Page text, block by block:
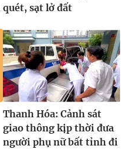
quét, sạt lở đất
Thanh Hóa: Cảnh sát
giao thông kịp thời đưa
người phụ nữ bất tỉnh đi